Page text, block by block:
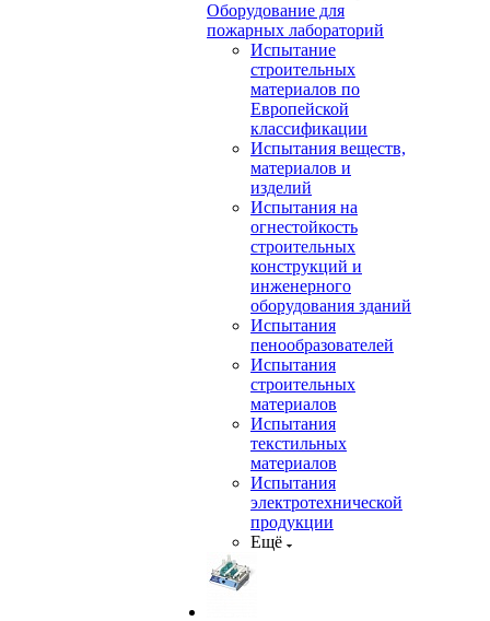
Оборудование для
пожарных лабораторий
Испытание
строительных
материалов по
Европейской
классификации
Испытания веществ,
материалов и
изделий
Испытания на
огнестойкость
строительных
конструкций и
инженерного
оборудования зданий
Испытания
пенообразователей
Испытания
строительных
материалов
Испытания
текстильных
материалов
Испытания
электротехнической
продукции
Ещё